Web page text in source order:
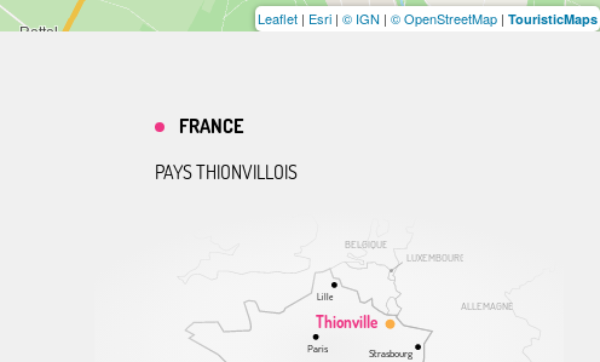
Leaflet | Esri | © IGN | © OpenStreetMap | TouristicMaps
ALLEMAGNE
BELGIQUE
LUXEMBOURG
Thionville
Lille
Paris Strasbourg
FRANCE
PAYS THIONVILLOIS